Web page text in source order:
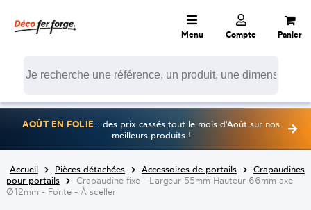
Menu Compte Panier
AOÛT EN FOLIE : des prix cassés tout le mois d'Août sur nos
meilleurs produits !
Accueil Pièces détachées Accessoires de portails
Crapaudines
pour portails
Crapaudine fixe - Largeur 55mm Hauteur 66mm axe
Ø12mm - Fonte - À sceller